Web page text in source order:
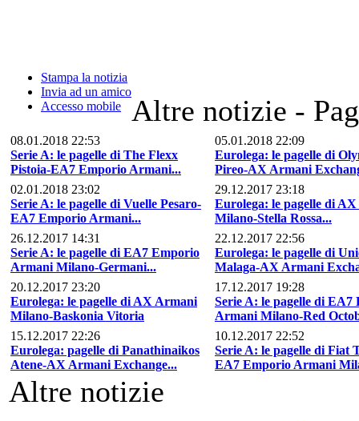
Stampa la notizia
Invia ad un amico
Accesso mobile
Altre notizie -
08.01.2018 22:53
Serie A: le pagelle di The Flexx
Pistoia-EA7 Emporio Armani...
05.01.2018 22:09
Eurolega: le pagelle di
Pireo-AX Armani
02.01.2018 23:02
Serie A: le pagelle di Vuelle Pesaro-
EA7 Emporio Armani...
29.12.2017 23:18
Eurolega: le pagelle di
Milano-Stella Rossa...
26.12.2017 14:31
Serie A: le pagelle di EA7 Emporio
Armani Milano-Germani...
22.12.2017 22:56
Eurolega: le pagelle di
Malaga-AX Armani
20.12.2017 23:20
Eurolega: le pagelle di AX Armani
Milano-Baskonia Vitoria
17.12.2017 19:28
Serie A: le pagelle di EA7
Armani Milano-Red
15.12.2017 22:26
Eurolega: pagelle di Panathinaikos
Atene-AX Armani Exchange...
10.12.2017 22:52
Serie A: le pagelle di Fiat
EA7 Emporio Armani
Altre notizie